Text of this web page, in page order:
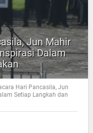
Jun Mahir
Dalam
Hari Pancasila, Jun
Setiap Langkah dan